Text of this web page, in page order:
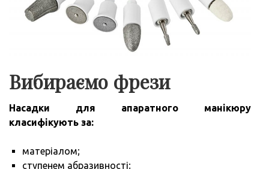
Вибираємо фрези
Насадки для апаратного манікюру
класифікують за:
матеріалом;
ступенем абразивності;